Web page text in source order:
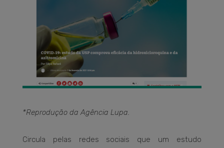
*Reprodução da Agência Lupa.
Circula pelas redes sociais que um estudo